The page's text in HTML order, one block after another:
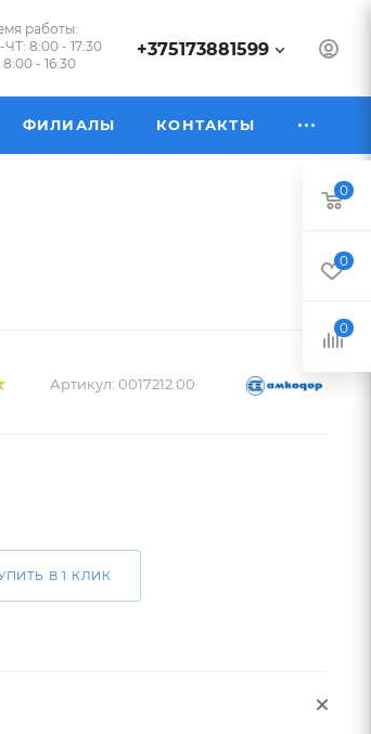
работы:
8:00 - 17:30
- 16:30
+375173881599
ФИЛИАЛЫ КОНТАКТЫ
Артикул: 0017212.00
В 1 КЛИК
0
0
0